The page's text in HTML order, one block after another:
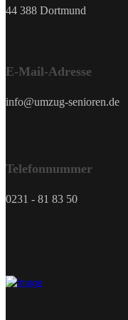
44 388 Dortmund
E-Mail-Adresse
info@umzug-senioren.de
Telefonnummer
0231 - 81 83 50